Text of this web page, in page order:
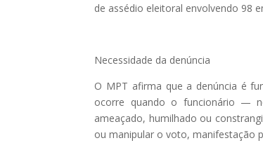
de assédio eleitoral envolvendo 98
Necessidade da denúncia
O MPT afirma que a denúncia é
ocorre quando o funcionário —
ameaçado, humilhado ou
ou manipular o voto, manifestação